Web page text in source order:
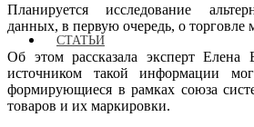
СТАТЬИ
Планируется исследование
данных, в первую очередь, о
Об этом рассказала эксперт Елена
источником такой информации
формирующиеся в рамках союза
товаров и их маркировки.